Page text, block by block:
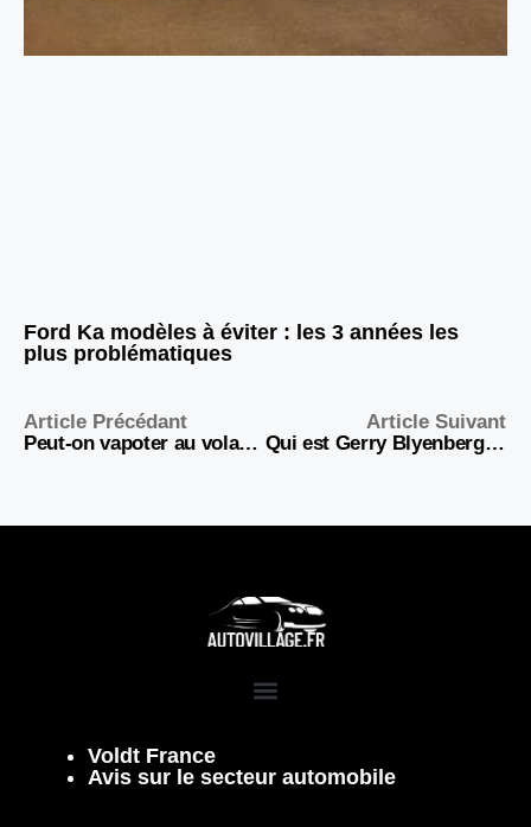
Ford Ka modèles à éviter : les 3 années les
plus problématiques
Article Précédant
Peut-on vapoter au volant ?
Article Suivant
Qui est Gerry Blyenberg : Origine, Âge et Fortune de l’Expert Automobile
Voldt France
Avis sur le secteur automobile